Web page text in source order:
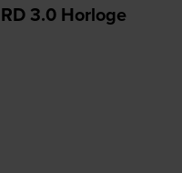
3.0 Horloge